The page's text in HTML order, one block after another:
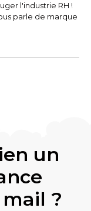
l'industrie RH !
parle de marque
un
?